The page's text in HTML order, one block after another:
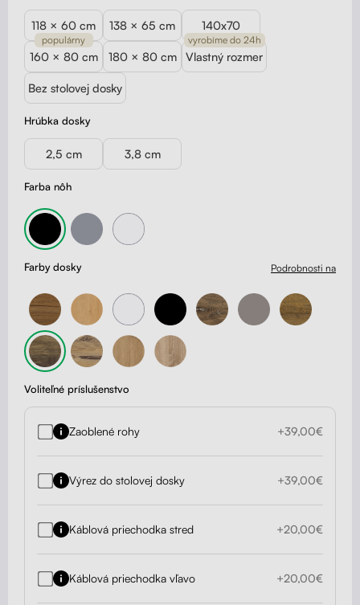
Farba nôh
Hrúbka dosky
2,5 cm 3,8 cm
118 × 60 cm 138 × 65 cm 140x70
160 × 80 cm
populárny
180 × 80 cm Vlastný rozmer
vyrobíme do 24h
Bez stolovej dosky
Farby dosky Podrobnosti na
Voliteľné príslušenstvo
Zaoblené rohy +39,00€
Výrez do stolovej dosky +39,00€
Káblová priechodka stred +20,00€
Káblová priechodka vľavo +20,00€